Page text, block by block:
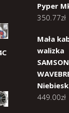
Pyper
350.77zł
Mała
walizka
449.00zł